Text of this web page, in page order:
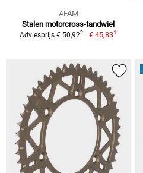
AFAM
Stalen motorcross-tandwiel
Adviesprijs € 50,922 € 45,831